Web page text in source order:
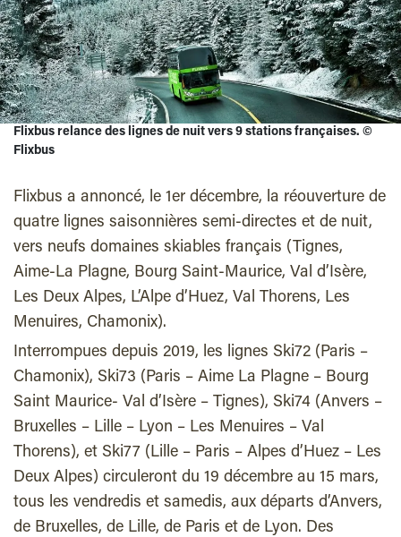
Flixbus relance des lignes de nuit vers 9 stations françaises. ©
Flixbus
Flixbus a annoncé, le 1er décembre, la réouverture de
quatre lignes saisonnières semi-directes et de nuit,
vers neufs domaines skiables français (Tignes,
Aime-La Plagne, Bourg Saint-Maurice, Val d’Isère,
Les Deux Alpes, L’Alpe d’Huez, Val Thorens, Les
Menuires, Chamonix).
Interrompues depuis 2019, les lignes Ski72 (Paris –
Chamonix), Ski73 (Paris – Aime La Plagne – Bourg
Saint Maurice- Val d’Isère – Tignes), Ski74 (Anvers –
Bruxelles – Lille – Lyon – Les Menuires – Val
Thorens), et Ski77 (Lille – Paris – Alpes d’Huez – Les
Deux Alpes) circuleront du 19 décembre au 15 mars,
tous les vendredis et samedis, aux départs d’Anvers,
de Bruxelles, de Lille, de Paris et de Lyon. Des